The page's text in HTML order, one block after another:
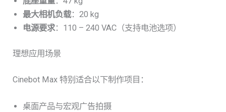
最大相机负载：20 kg
电源要求：110 – 240 VAC（支持电池选项）
理想应用场景
Cinebot Max 特别适合以下制作项目：
桌面产品与宏观广告拍摄